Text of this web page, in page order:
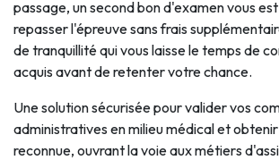
passage, un second bon d'examen vous
repasser l'épreuve sans frais
de tranquillité qui vous laisse le temps de
acquis avant de retenter votre chance.
Une solution sécurisée pour valider vos
administratives en milieu médical et
reconnue, ouvrant la voie aux métiers